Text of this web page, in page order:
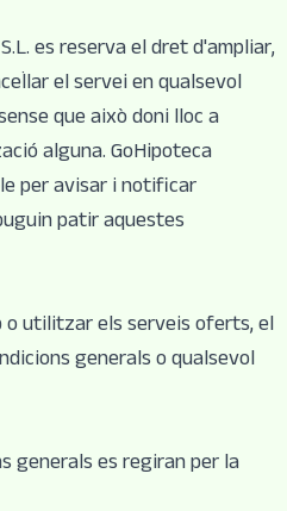
es reserva el dret d'ampliar,
el servei en qualsevol
que això doni lloc a
alguna. GoHipoteca
per avisar i notificar
patir aquestes
o utilitzar els serveis oferts, el
generals o qualsevol
generals es regiran per la